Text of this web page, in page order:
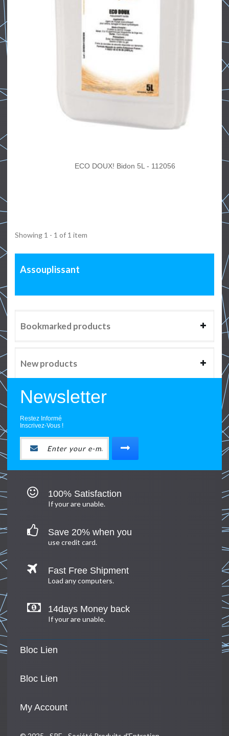
ECO DOUX! Bidon 5L - 112056
Showing 1 - 1 of 1 item
Assouplissant
Bookmarked products
New products
Newsletter
Restez Informé
Inscrivez-Vous !
100% Satisfaction
If your are unable.
Save 20% when you
use credit card.
Fast Free Shipment
Load any computers.
14days Money back
If your are unable.
Bloc Lien
Bloc Lien
My Account